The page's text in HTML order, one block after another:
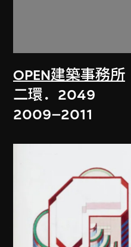
OPEN建築事務所
二環．2049
2009–2011